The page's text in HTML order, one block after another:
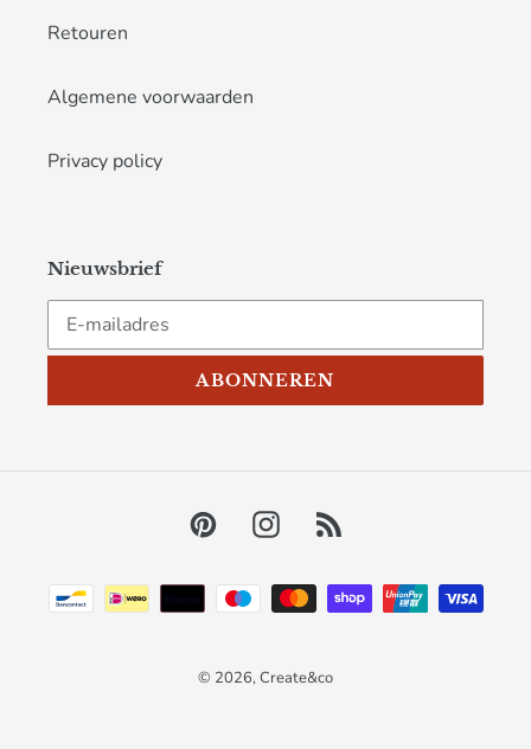
Retouren
Algemene voorwaarden
Privacy policy
Nieuwsbrief
ABONNEREN
PinterestInstagram
Betaalmethoden
© 2026,Create&co